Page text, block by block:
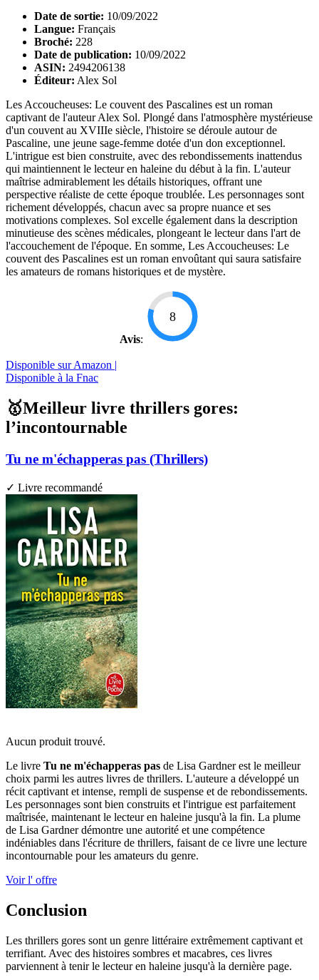
Date de sortie: 10/09/2022
Langue: Français
Broché: 228
Date de publication: 10/09/2022
ASIN: 2494206138
Éditeur: Alex Sol
Les Accoucheuses: Le couvent des Pascalines est un roman
captivant de l'auteur Alex Sol. Plongé dans l'atmosphère mystérieuse
d'un couvent au XVIIIe siècle, l'histoire se déroule autour de
Pascaline, une jeune sage-femme dotée d'un don exceptionnel.
L'intrigue est bien construite, avec des rebondissements inattendus
qui maintiennent le lecteur en haleine du début à la fin. L'auteur
maîtrise admirablement les détails historiques, offrant une
perspective réaliste de cette époque troublée. Les personnages sont
richement développés, chacun avec sa propre nuance et ses
motivations complexes. Sol excelle également dans la description
minutieuse des scènes médicales, plongeant le lecteur dans l'art de
l'accouchement de l'époque. En somme, Les Accoucheuses: Le
couvent des Pascalines est un roman envoûtant qui saura satisfaire
les amateurs de romans historiques et de mystère.
Avis:
8
Disponible sur Amazon |
Disponible à la Fnac
🥇Meilleur livre thrillers gores:
l’incontournable
Tu ne m'échapperas pas (Thrillers)
✓ Livre recommandé
Aucun produit trouvé.
Le livre Tu ne m'échapperas pas de Lisa Gardner est le meilleur
choix parmi les autres livres de thrillers. L'auteure a développé un
récit captivant et intense, rempli de suspense et de rebondissements.
Les personnages sont bien construits et l'intrigue est parfaitement
maîtrisée, maintenant le lecteur en haleine jusqu'à la fin. La plume
de Lisa Gardner démontre une autorité et une compétence
indéniables dans l'écriture de thrillers, faisant de ce livre une lecture
incontournable pour les amateurs du genre.
Voir l' offre
Conclusion
Les thrillers gores sont un genre littéraire extrêmement captivant et
terrifiant. Avec des histoires sombres et macabres, ces livres
parviennent à tenir le lecteur en haleine jusqu'à la dernière page.